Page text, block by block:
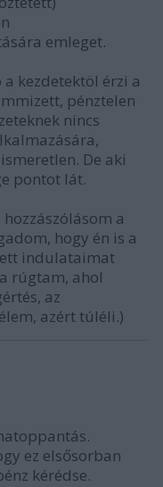
emleget.
kezdetektöl érzi a
pénztelen
nincs
De aki
pontot lát.
a
hogy én is a
indulataimat
rúgtam, ahol
az
azért túléli.)
ez elsősorban
kérédse.